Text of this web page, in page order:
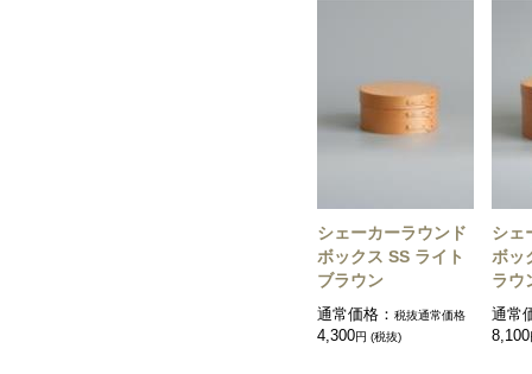
シェーカーラウンド
ボックス SS ライト
ブラウン
通常価格： 税抜通常価格
4,300円 (税抜)
シェ
ボッ
ラウ
通常
8,100